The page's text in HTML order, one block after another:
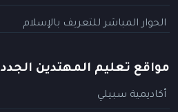
الحوار المباشر للتعريف بالإسلام
مواقع تعليم المهتدين الجدد
أكاديمية سبيلي